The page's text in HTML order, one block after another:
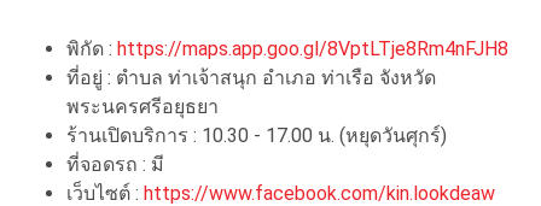
พิกัด : https://maps.app.goo.gl/8VptLTje8Rm4nFJH8
ที่อยู่ : ตำบล ท่าเจ้าสนุก อำเภอ ท่าเรือ จังหวัด
พระนครศรีอยุธยา
ร้านเปิดบริการ : 10.30 - 17.00 น. (หยุดวันศุกร์)
ที่จอดรถ : มี
เว็บไซต์ : https://www.facebook.com/kin.lookdeaw